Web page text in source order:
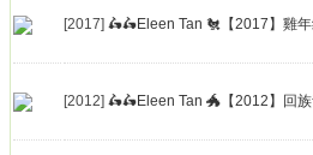
[2017] 🛵🛵Eleen Tan 🐔【2017】雞
[2012] 🛵🛵Eleen Tan 🐲【2012】回